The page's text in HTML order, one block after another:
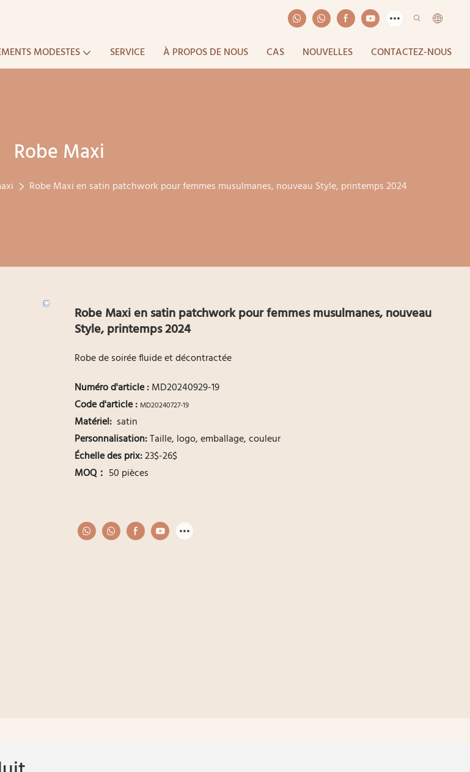
MODESTES SERVICE À PROPOS DE NOUS CAS NOUVELLES CONTACTEZ-NOUS
Robe Maxi
Robe Maxi en satin patchwork pour femmes musulmanes, nouveau Style, printemps 2024
Robe Maxi en satin patchwork pour femmes musulmanes, nouveau
Style, printemps 2024
Robe de soirée fluide et décontractée
Numéro d'article:MD20240929-19
Code d'article : MD20240727-19
Matériel: satin
Personnalisation:Taille, logo, emballage, couleur
Échelle des prix:23$-26$
MOQ： 50 pièces